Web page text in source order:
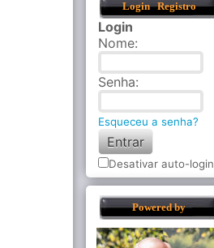
Login Registro
Login
Nome:
Senha:
Esqueceu a senha?
Desativar auto-login
Powered by